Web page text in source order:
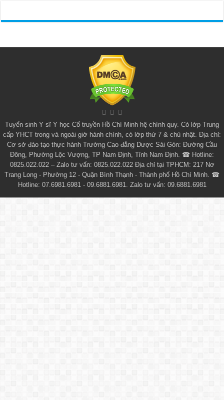
Tuyển sinh Y sĩ Y học Cổ truyền Hồ Chí Minh hệ chính quy. Có lớp Trung
cấp YHCT trong và ngoài giờ hành chính, có lớp thứ 7 & chủ nhật. Địa chỉ:
Cơ sở đào tạo thực hành Trường Cao đẳng Dược Sài Gòn: Đường Cầu
Đông, Phường Lộc Vượng, TP Nam Định, Tỉnh Nam Định. ☎ Hotline:
0825.022.022 – Zalo tư vấn: 0825.022.022 Địa chỉ tại TPHCM: 217 Nơ
Trang Long - Phường 12 - Quận Bình Thạnh - Thành phố Hồ Chí Minh. ☎
Hotline: 07.6981.6981 - 09.6881.6981. Zalo tư vấn: 09.6881.6981